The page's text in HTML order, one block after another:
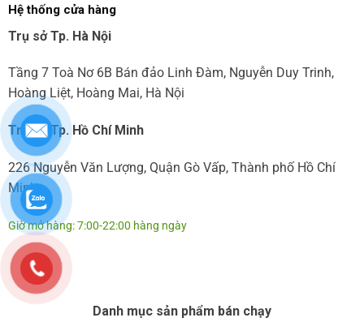
Hệ thống cửa hàng
Trụ sở Tp. Hà Nội
Tầng 7 Toà Nơ 6B Bán đảo Linh Đàm, Nguyễn Duy Trinh,
Hoàng Liệt, Hoàng Mai, Hà Nội
Trụ sở Tp. Hồ Chí Minh
226 Nguyễn Văn Lượng, Quận Gò Vấp, Thành phố Hồ Chí
Minh
Giờ mở hàng: 7:00-22:00 hàng ngày
Danh mục sản phẩm bán chạy